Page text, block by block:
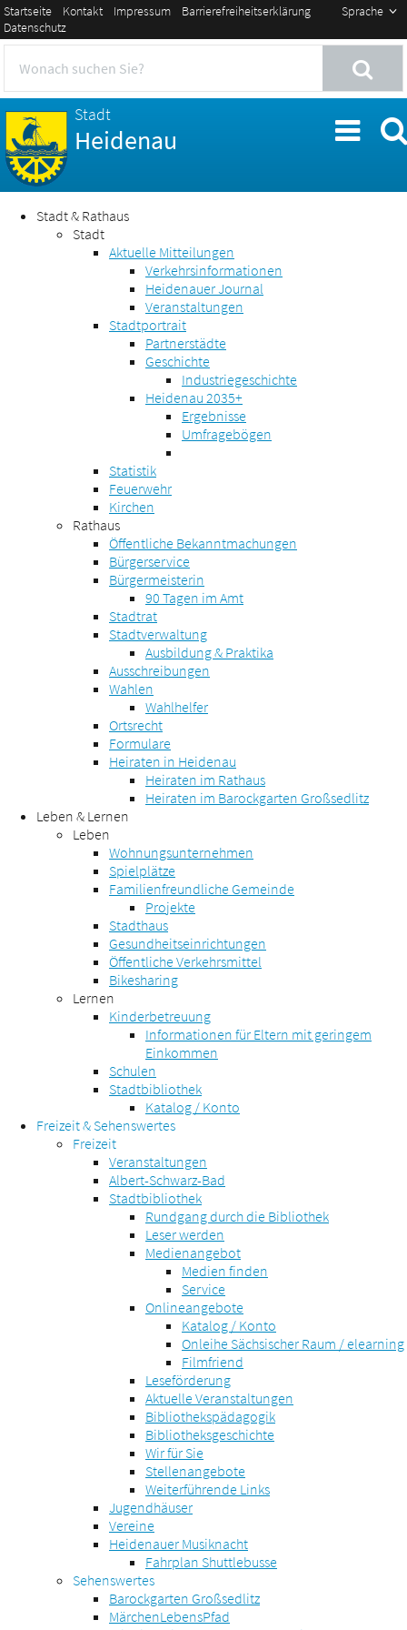
Sprache
Startseite Kontakt Impressum
Barrierefreiheitserklärung
Datenschutz
Stadt
Heidenau
Stadt & Rathaus
Stadt
Aktuelle Mitteilungen
Verkehrsinformationen
Heidenauer Journal
Veranstaltungen
Stadtportrait
Partnerstädte
Geschichte
Industriegeschichte
Heidenau 2035+
Ergebnisse
Umfragebögen
Statistik
Feuerwehr
Kirchen
Rathaus
Öffentliche Bekanntmachungen
Bürgerservice
Bürgermeisterin
90 Tagen im Amt
Stadtrat
Stadtverwaltung
Ausbildung & Praktika
Ausschreibungen
Wahlen
Wahlhelfer
Ortsrecht
Formulare
Heiraten in Heidenau
Heiraten im Rathaus
Heiraten im Barockgarten Großsedlitz
Leben & Lernen
Leben
Wohnungsunternehmen
Spielplätze
Familienfreundliche Gemeinde
Projekte
Stadthaus
Gesundheitseinrichtungen
Öffentliche Verkehrsmittel
Bikesharing
Lernen
Kinderbetreuung
Informationen für Eltern mit geringem
Einkommen
Schulen
Stadtbibliothek
Katalog / Konto
Freizeit & Sehenswertes
Freizeit
Veranstaltungen
Albert-Schwarz-Bad
Stadtbibliothek
Rundgang durch die Bibliothek
Leser werden
Medienangebot
Medien finden
Service
Onlineangebote
Katalog / Konto
Onleihe Sächsischer Raum / elearning
Filmfriend
Leseförderung
Aktuelle Veranstaltungen
Bibliothekspädagogik
Bibliotheksgeschichte
Wir für Sie
Stellenangebote
Weiterführende Links
Jugendhäuser
Vereine
Heidenauer Musiknacht
Fahrplan Shuttlebusse
Sehenswertes
Barockgarten Großsedlitz
MärchenLebensPfad